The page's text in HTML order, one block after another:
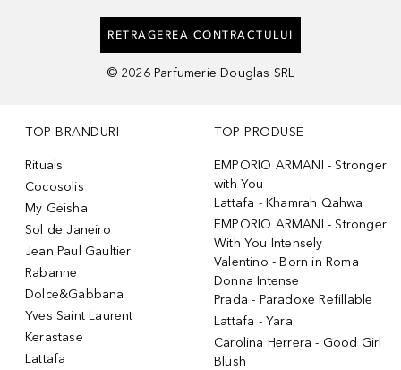
RETRAGEREA CONTRACTULUI
© 2026 Parfumerie Douglas SRL
TOP BRANDURI
Rituals
Cocosolis
My Geisha
Sol de Janeiro
Jean Paul Gaultier
Rabanne
Dolce&Gabbana
Yves Saint Laurent
Kerastase
Lattafa
TOP PRODUSE
EMPORIO ARMANI - Stronger
with You
Lattafa - Khamrah Qahwa
EMPORIO ARMANI - Stronger
With You Intensely
Valentino - Born in Roma
Donna Intense
Prada - Paradoxe Refillable
Lattafa - Yara
Carolina Herrera - Good Girl
Blush